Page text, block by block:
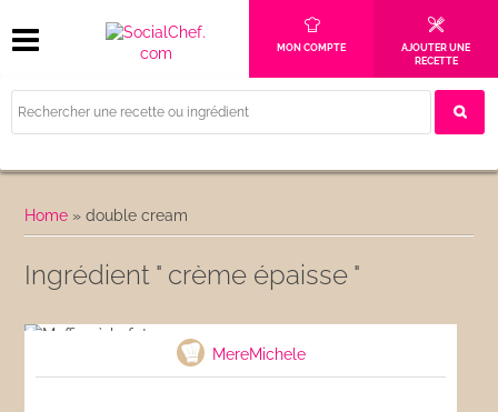
MON COMPTE
AJOUTER UNE
RECETTE
Home »double cream
Ingrédient " crème épaisse "
MereMichele